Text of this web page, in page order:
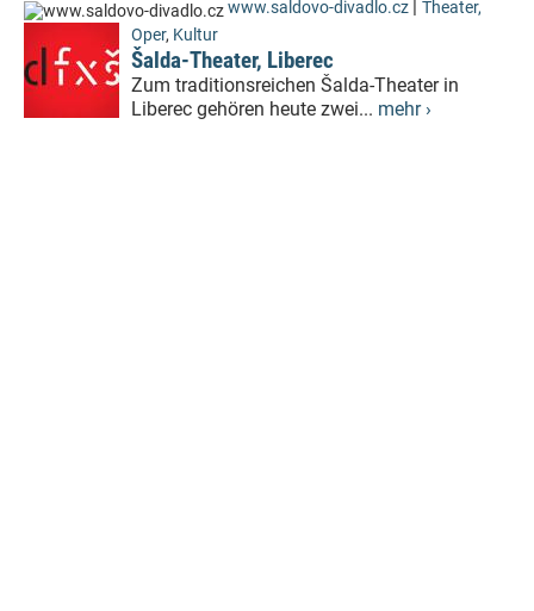
www.saldovo-divadlo.cz
Theater,
Oper, Kultur
Šalda-Theater, Liberec
Zum traditionsreichen Šalda-Theater in
Liberec gehören heute zwei... mehr ›